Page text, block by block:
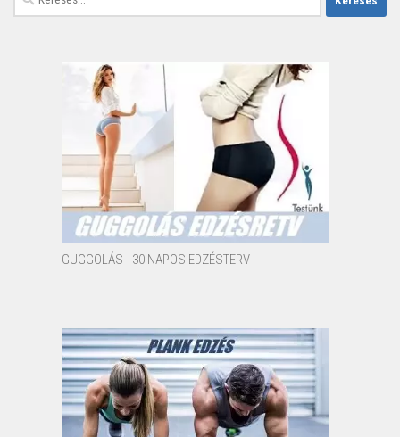
GUGGOLÁS - 30 NAPOS EDZÉSTERV